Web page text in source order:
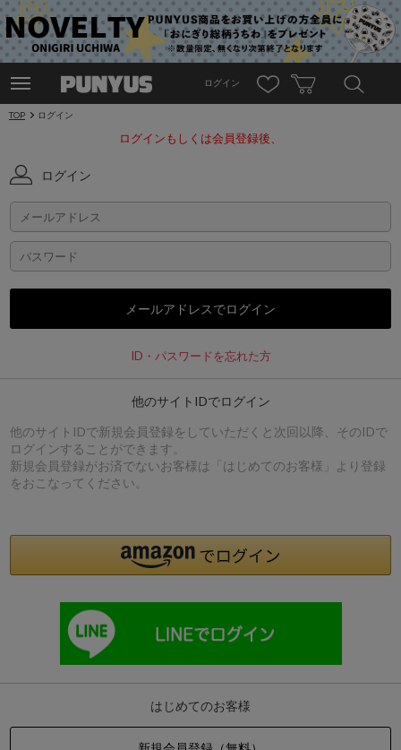
ログイン
TOP ログイン
ログインもしくは会員登録後、
ログイン
ID・パスワードを忘れた方
他のサイトIDでログイン
他のサイトIDで新規会員登録をしていただくと次回以降、そのIDで
ログインすることができます。
新規会員登録がお済でないお客様は「はじめてのお客様」より登録
をおこなってください。
はじめてのお客様